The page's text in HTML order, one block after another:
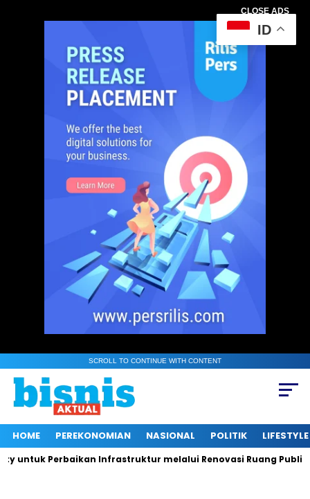
CLOSE ADS
SCROLL TO CONTINUE WITH CONTENT
HOME PEREKONOMIAN NASIONAL POLITIK LIFESTYLE
Perbaikan Infrastruktur melalui Renovasi Ruang Publik
ID